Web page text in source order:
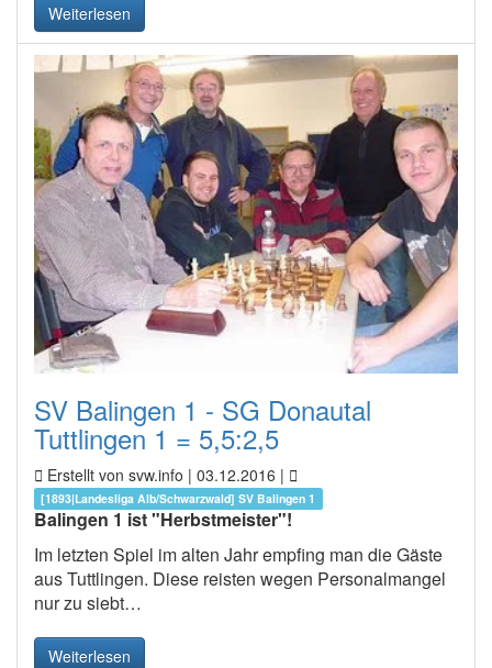
Weiterlesen
SV Balingen 1 - SG Donautal
Tuttlingen 1 = 5,5:2,5
Erstellt von svw.info | 03.12.2016 |
[1893|Landesliga Alb/Schwarzwald] SV Balingen 1
Balingen 1 ist "Herbstmeister"!
Im letzten Spiel im alten Jahr empfing man die Gäste
aus Tuttlingen. Diese reisten wegen Personalmangel
nur zu siebt…
Weiterlesen